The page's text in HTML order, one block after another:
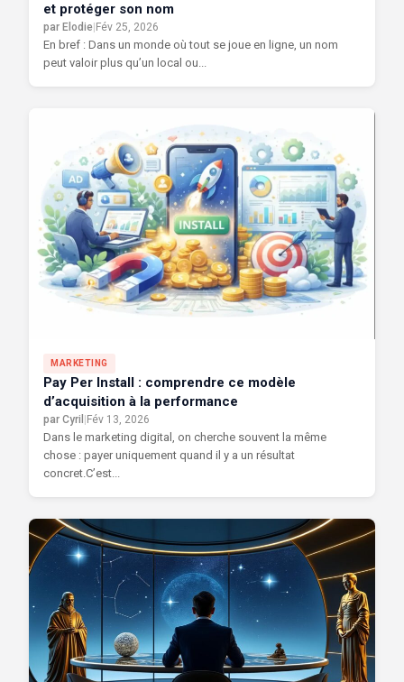
et protéger son nom
par Elodie Fév 25, 2026
En bref : Dans un monde où tout se joue en ligne, un nom
peut valoir plus qu’un local ou...
MARKETING
Pay Per Install : comprendre ce modèle
d’acquisition à la performance
par Cyril Fév 13, 2026
Dans le marketing digital, on cherche souvent la même
chose : payer uniquement quand il y a un résultat
concret.C’est...